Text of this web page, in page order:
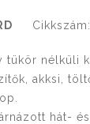
Cikkszám:
tükör nélküli
akksi,
hát-